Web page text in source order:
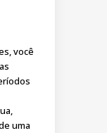
você
uma